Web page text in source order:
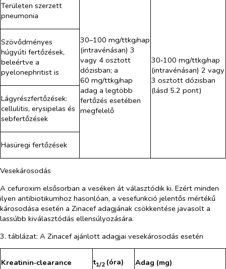
Területen szerzett
pneumonia
30–100 mg/ttkg/nap
(intravénásan) 3
vagy 4 osztott
dózisban; a
60 mg/ttkg/nap
adag a legtöbb
fertőzés esetében
megfelelő
30‑100 mg/ttkg/nap
(intravénásan) 2 vagy
3 osztott dózisban
(lásd 5.2 pont)
Szövődményes
húgyúti fertőzések,
beleértve a
pyelonephritist is
Lágyrészfertőzések:
cellulitis, erysipelas és
sebfertőzések
Hasüregi fertőzések
Vesekárosodás
A cefuroxim elsősorban a veséken át választódik ki. Ezért minden
ilyen antibiotikumhoz hasonlóan, a vesefunkció jelentős mértékű
károsodása esetén a Zinacef adagjának csökkentése javasolt a
lassúbb kiválasztódás ellensúlyozására.
3. táblázat: A Zinacef ajánlott adagjai vesekárosodás esetén
Kreatinin‑clearance t1/2 (óra) Adag (mg)